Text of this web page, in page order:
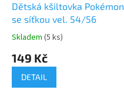
Dětská kšiltovka Pokémon
se síťkou vel. 54/56
Průměrné
produktu
Skladem (5 ks)
149 Kč
DETAIL